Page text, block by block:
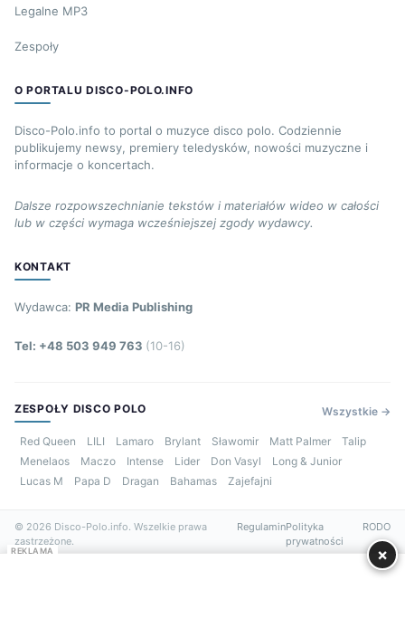
Legalne MP3
Zespoły
O PORTALU DISCO-POLO.INFO
Disco-Polo.info to portal o muzyce disco polo. Codziennie
publikujemy newsy, premiery teledysków, nowości muzyczne i
informacje o koncertach.
Dalsze rozpowszechnianie tekstów i materiałów wideo w całości
lub w części wymaga wcześniejszej zgody wydawcy.
KONTAKT
Wydawca: PR Media Publishing
Tel: +48 503 949 763 (10-16)
ZESPOŁY DISCO POLO Wszystkie →
Red Queen LILI Lamaro Brylant Sławomir Matt Palmer
Talip
Menelaos
Maczo Intense Lider Don Vasyl
Long & Junior
Lucas M
Papa D Dragan Bahamas Zajefajni
© 2026 Disco-Polo.info. Wszelkie prawa
zastrzeżone.
RegulaminPolityka
prywatności
RODO
REKLAMA ×